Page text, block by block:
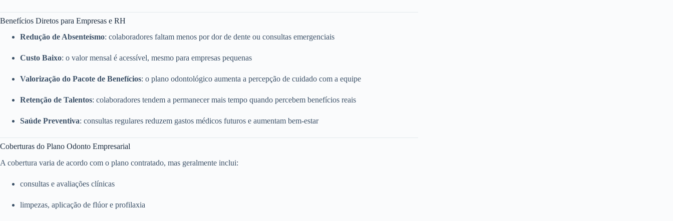
Benefícios Diretos para Empresas e RH
Redução de Absenteísmo: colaboradores faltam menos por dor de dente ou consultas emergenciais
Custo Baixo: o valor mensal é acessível, mesmo para empresas pequenas
Valorização do Pacote de Benefícios: o plano odontológico aumenta a percepção de cuidado com a equipe
Retenção de Talentos: colaboradores tendem a permanecer mais tempo quando percebem benefícios reais
Saúde Preventiva: consultas regulares reduzem gastos médicos futuros e aumentam bem-estar
Coberturas do Plano Odonto Empresarial
A cobertura varia de acordo com o plano contratado, mas geralmente inclui:
consultas e avaliações clínicas
limpezas, aplicação de flúor e profilaxia